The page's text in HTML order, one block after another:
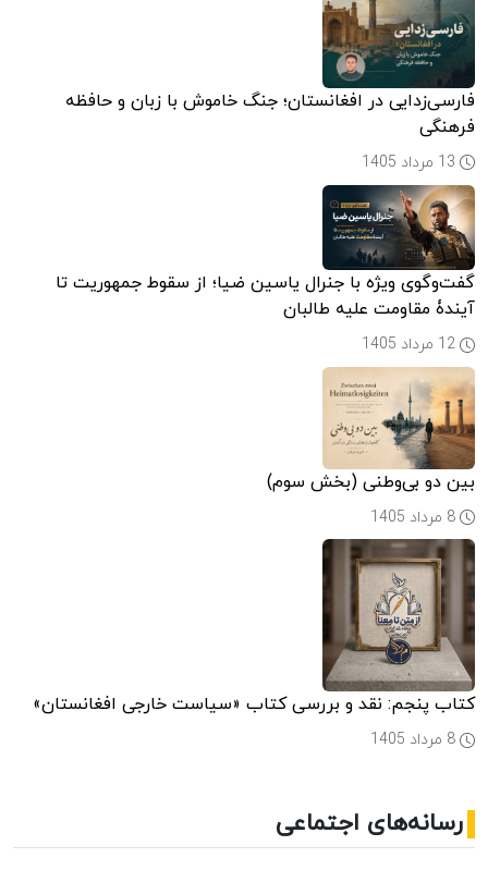
فارسی‌زدایی در افغانستان؛ جنگ خاموش با زبان و حافظه
فرهنگی
گفت‌وگوی ویژه با جنرال یاسین ضیا؛ از سقوط جمهوریت تا
آیندۀ مقاومت علیه طالبان
بین دو بی‌وطنی (بخش سوم)
کتاب پنجم: نقد و بررسی کتاب «سیاست خارجی افغانستان»
رسانه‌های اجتماعی